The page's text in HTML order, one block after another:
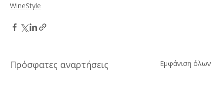
WineStyle
Πρόσφατες αναρτήσεις Εμφάνιση όλων